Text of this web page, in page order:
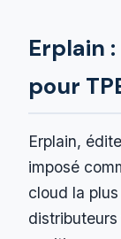
Erplain
pour
Erplain,
imposé
cloud la